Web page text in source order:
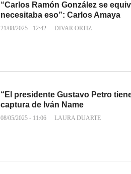
“Carlos Ramón González se
necesitaba eso”: Carlos Amaya
21/08/2025 - 12:42 DIVAR ORTIZ
“El presidente Gustavo Petro
captura de Iván Name
08/05/2025 - 11:06 LAURA DUARTE